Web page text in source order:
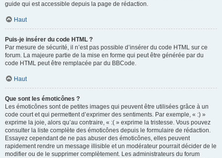
guide qui est accessible depuis la page de rédaction.
Haut
Puis-je insérer du code HTML ?
Par mesure de sécurité, il n’est pas possible d’insérer du code HTML sur ce
forum. La majeure partie de la mise en forme qui peut être générée par du
code HTML peut être remplacée par du BBCode.
Haut
Que sont les émoticônes ?
Les émoticônes sont de petites images qui peuvent être utilisées grâce à un
code court et qui permettent d’exprimer des sentiments. Par exemple, « :) »
exprime la joie, alors qu’au contraire, « :( » exprime la tristesse. Vous pouvez
consulter la liste complète des émoticônes depuis le formulaire de rédaction.
Essayez cependant de ne pas abuser des émoticônes, elles peuvent
rapidement rendre un message illisible et un modérateur pourrait décider de le
modifier ou de le supprimer complètement. Les administrateurs du forum